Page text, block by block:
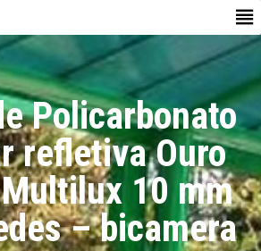
Policarbonato
refletiva Ouro
10 mm
– bicamera